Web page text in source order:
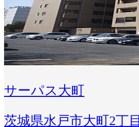
サーパス大町
茨城県水戸市大町2丁